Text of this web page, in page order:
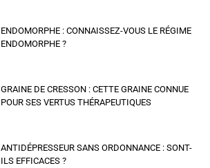
ENDOMORPHE : CONNAISSEZ-VOUS LE RÉGIME
ENDOMORPHE ?
GRAINE DE CRESSON : CETTE GRAINE CONNUE
POUR SES VERTUS THÉRAPEUTIQUES
ANTIDÉPRESSEUR SANS ORDONNANCE : SONT-
ILS EFFICACES ?